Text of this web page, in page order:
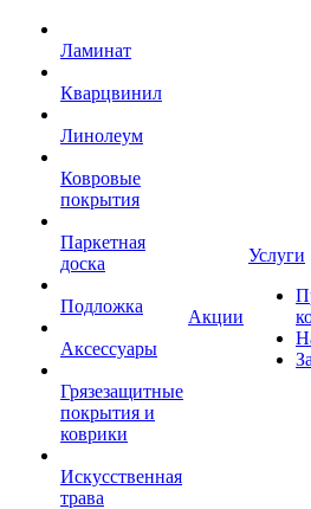
Ламинат
Кварцвинил
Линолеум
Ковровые
покрытия
Паркетная
доска
Подложка
Аксессуары
Грязезащитные
покрытия и
коврики
Искусственная
трава
Акции
Услуги